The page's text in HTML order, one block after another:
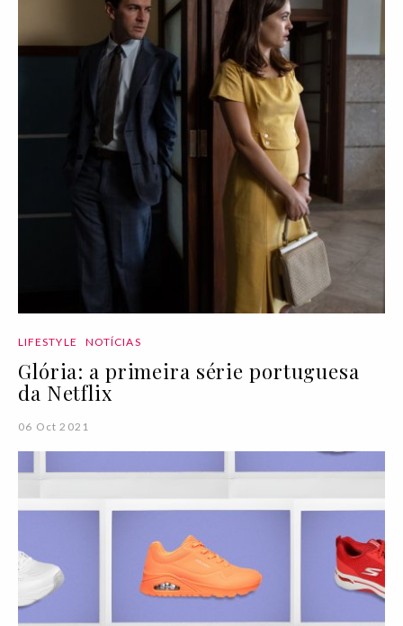
LIFESTYLE NOTÍCIAS
Glória: a primeira série portuguesa
da Netflix
06 Oct 2021